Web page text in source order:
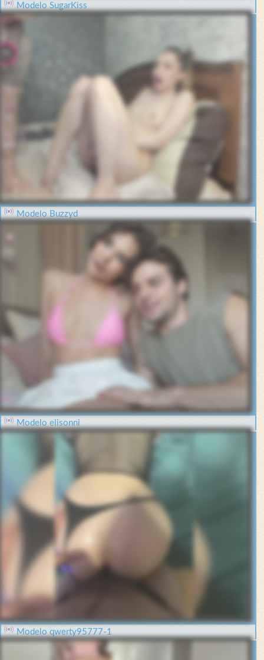
Modelo SugarKiss
Modelo Buzzyd
Modelo elisonni
Modelo qwerty95777-1